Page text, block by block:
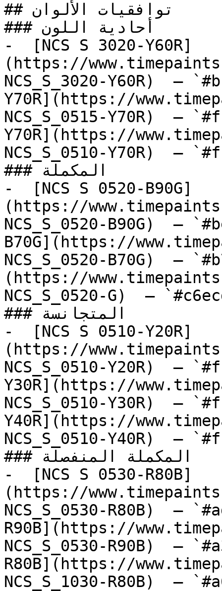
## توافقيات الألوان
### أحادية اللون
-  [NCS S 3020-Y60R]
(https://
NCS_S_3020-Y60R)  —
Y70R](https://
NCS_S_0515-Y70R)  —
Y70R](https://
NCS_S_0510-Y70R)  —
### المكملة
-  [NCS S 0520-B90G]
(https://
NCS_S_0520-B90G)  —
B70G](https://
NCS_S_0520-B70G)  —
(https://
NCS_S_0520-G)  —
### المتجانسة
-  [NCS S 0510-Y20R]
(https://
NCS_S_0510-Y20R)  —
Y30R](https://
NCS_S_0510-Y30R)  —
Y40R](https://
NCS_S_0510-Y40R)  —
### المكملة المنفصلة
-  [NCS S 0530-R80B]
(https://
NCS_S_0530-R80B)  —
R90B](https://
NCS_S_0530-R90B)  —
R80B](https://
NCS_S_1030-R80B)  —